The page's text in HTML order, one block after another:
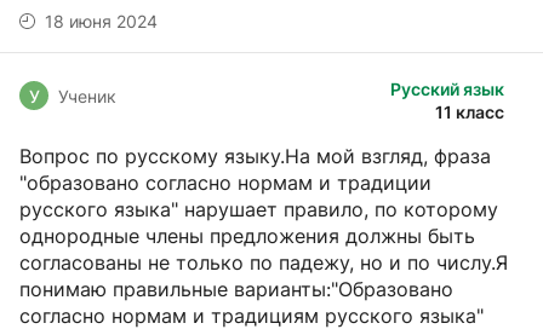
18 июня 2024
Русский язык
11 класс
У Ученик
Вопрос по русскому языку.На мой взгляд, фраза
"образовано согласно нормам и традиции
русского языка" нарушает правило, по которому
однородные члены предложения должны быть
согласованы не только по падежу, но и по числу.Я
понимаю правильные варианты:"Образовано
согласно нормам и традициям русского языка"